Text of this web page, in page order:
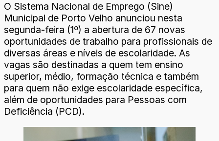
O Sistema Nacional de Emprego (Sine)
Municipal de Porto Velho anunciou nesta
segunda-feira (1º) a abertura de 67 novas
oportunidades de trabalho para profissionais de
diversas áreas e níveis de escolaridade. As
vagas são destinadas a quem tem ensino
superior, médio, formação técnica e também
para quem não exige escolaridade específica,
além de oportunidades para Pessoas com
Deficiência (PCD).